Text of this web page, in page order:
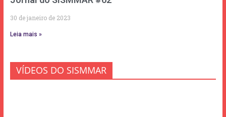
30 de janeiro de 2023
Leia mais »
VÍDEOS DO SISMMAR